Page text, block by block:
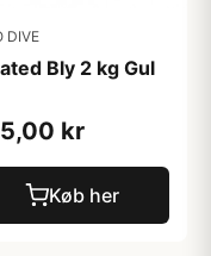
DIVE
Bly 2 kg Gul
kr
Køb her